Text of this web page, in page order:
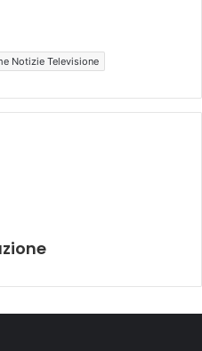
Notizie Televisione